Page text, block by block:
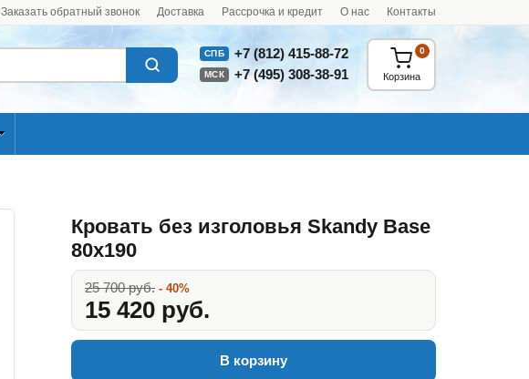
Заказать обратный звонок Доставка Рассрочка и кредит О нас Контакты
СПБ +7 (812) 415-88-72
МСК +7 (495) 308-38-91 Корзина
0
Кровать без изголовья Skandy Base
80x190
25 700 руб. - 40%
15 420 руб.
В корзину